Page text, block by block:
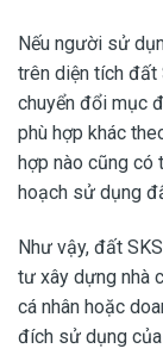
Nếu người sử
trên diện tích đất
chuyển đổi mục
phù hợp khác
hợp nào cũng có
hoạch sử dụng
Như vậy, đất
tư xây dựng nhà
cá nhân hoặc
đích sử dụng